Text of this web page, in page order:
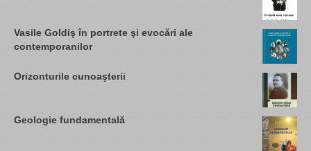
Vasile Goldiş în portrete şi evocări ale
contemporanilor
Orizonturile cunoaşterii
Geologie fundamentală